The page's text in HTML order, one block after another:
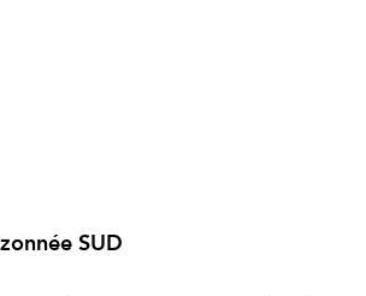
SUD